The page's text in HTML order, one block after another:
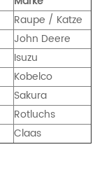
Raupe / Katze
John Deere
Isuzu
Kobelco
Sakura
Rotluchs
Claas